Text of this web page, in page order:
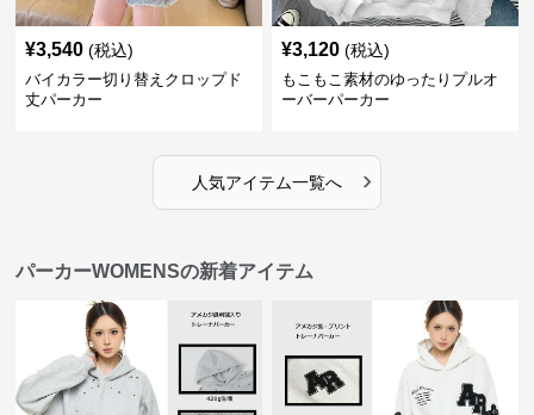
¥3,540 (税込)
バイカラー切り替えクロップド
丈パーカー
¥3,120 (税込)
もこもこ素材のゆったりプルオ
ーバーパーカー
人気アイテム一覧へ ›
パーカーWOMENSの新着アイテム